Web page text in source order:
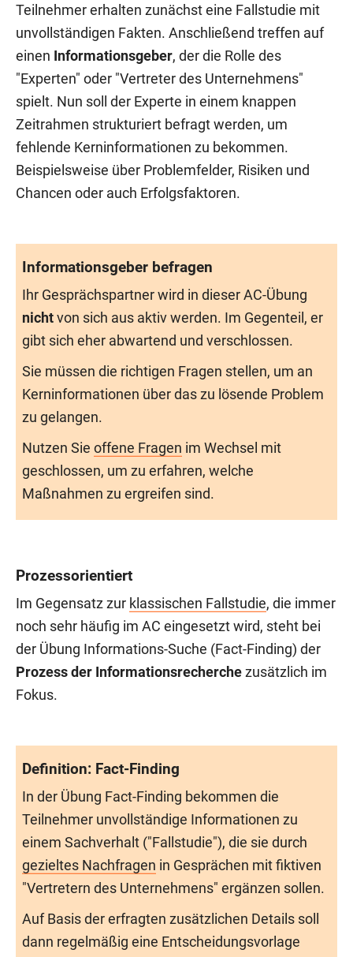
Teilnehmer erhalten zunächst eine Fallstudie mit
unvollständigen Fakten. Anschließend treffen auf
einen Informationsgeber, der die Rolle des
"Experten" oder "Vertreter des Unternehmens"
spielt. Nun soll der Experte in einem knappen
Zeitrahmen strukturiert befragt werden, um
fehlende Kerninformationen zu bekommen.
Beispielsweise über Problemfelder, Risiken und
Chancen oder auch Erfolgsfaktoren.
Informationsgeber befragen
Ihr Gesprächspartner wird in dieser AC-Übung
nicht von sich aus aktiv werden. Im Gegenteil, er
gibt sich eher abwartend und verschlossen.
Sie müssen die richtigen Fragen stellen, um an
Kerninformationen über das zu lösende Problem
zu gelangen.
Nutzen Sie offene Fragen im Wechsel mit
geschlossen, um zu erfahren, welche
Maßnahmen zu ergreifen sind.
Prozessorientiert
Im Gegensatz zur klassischen Fallstudie, die immer
noch sehr häufig im AC eingesetzt wird, steht bei
der Übung Informations-Suche (Fact-Finding) der
Prozess der Informationsrecherche zusätzlich im
Fokus.
Definition: Fact-Finding
In der Übung Fact-Finding bekommen die
Teilnehmer unvollständige Informationen zu
einem Sachverhalt ("Fallstudie"), die sie durch
gezieltes Nachfragen in Gesprächen mit fiktiven
"Vertretern des Unternehmens" ergänzen sollen.
Auf Basis der erfragten zusätzlichen Details soll
dann regelmäßig eine Entscheidungsvorlage